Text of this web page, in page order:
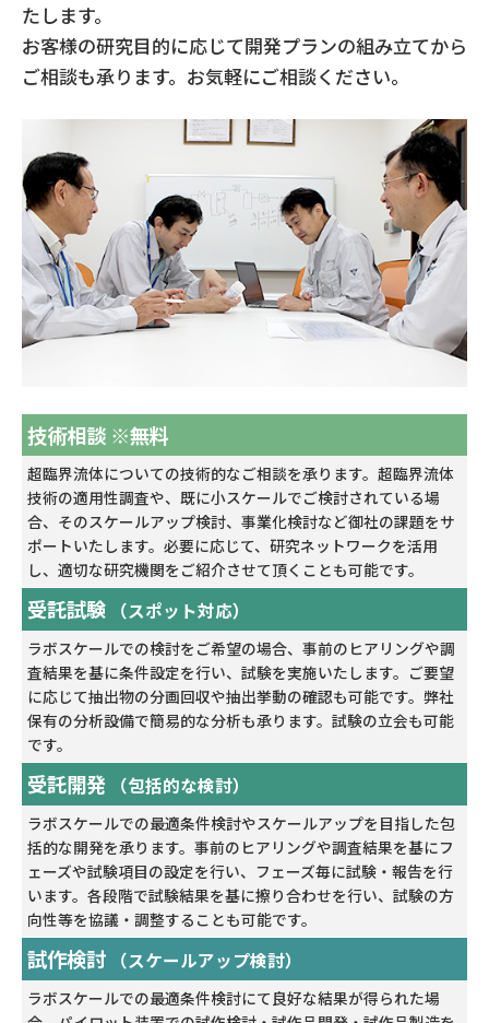
たします。
お客様の研究目的に応じて開発プランの組み立てから
ご相談も承ります。お気軽にご相談ください。
技術相談 ※無料
超臨界流体についての技術的なご相談を承ります。超臨界流体
技術の適用性調査や、既に小スケールでご検討されている場
合、そのスケールアップ検討、事業化検討など御社の課題をサ
ポートいたします。必要に応じて、研究ネットワークを活用
し、適切な研究機関をご紹介させて頂くことも可能です。
受託試験 （スポット対応）
ラボスケールでの検討をご希望の場合、事前のヒアリングや調
査結果を基に条件設定を行い、試験を実施いたします。ご要望
に応じて抽出物の分画回収や抽出挙動の確認も可能です。弊社
保有の分析設備で簡易的な分析も承ります。試験の立会も可能
です。
受託開発 （包括的な検討）
ラボスケールでの最適条件検討やスケールアップを目指した包
括的な開発を承ります。事前のヒアリングや調査結果を基にフ
ェーズや試験項目の設定を行い、フェーズ毎に試験・報告を行
います。各段階で試験結果を基に擦り合わせを行い、試験の方
向性等を協議・調整することも可能です。
試作検討 （スケールアップ検討）
ラボスケールでの最適条件検討にて良好な結果が得られた場